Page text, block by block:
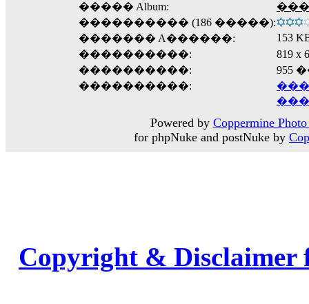
����� Album:
���������� (186 �����):
������� A������:
153
����������:
819
����������:
955
����������:
Powered by Coppermine
for phpNuke and postNuke by
Copyright & Disclaimer